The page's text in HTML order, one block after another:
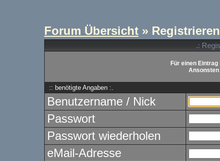
Forum Übersicht » Registrieren
.:
Für einen
Ansonsten
:: benötigte Angaben :.
Benutzername / Nick
Passwort
Passwort wiederholen
eMail-Adresse